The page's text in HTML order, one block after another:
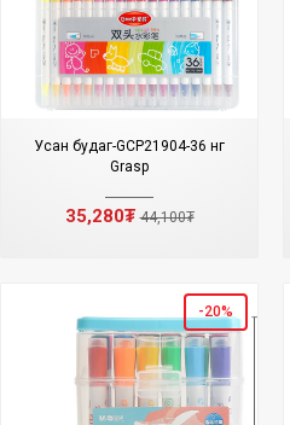
Усан будаг-GCP21904-36 өнгө
Grasp
35,280₮44,100₮
-20%